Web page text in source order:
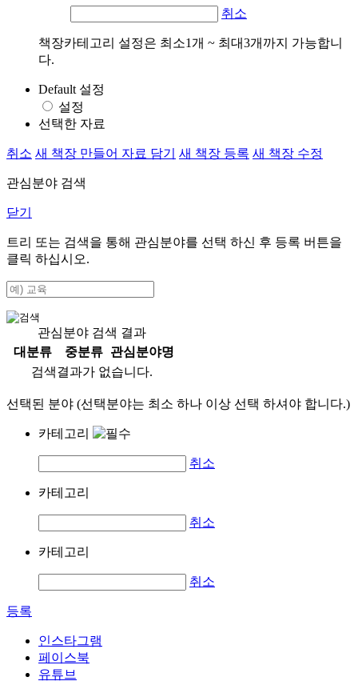
취소
책장카테고리 설정은 최소1개 ~ 최대3개까지 가능합니
다.
Default 설정
설정
선택한 자료
취소 새 책장 만들어 자료 담기 새 책장 등록 새 책장 수정
관심분야 검색
닫기
트리 또는 검색을 통해 관심분야를 선택 하신 후 등록 버튼을
클릭 하십시오.
관심분야 검색 결과
대분류
중분류
관심분야명
검색결과가 없습니다.
선택된 분야 (선택분야는 최소 하나 이상 선택 하셔야 합니다.)
카테고리
취소
카테고리
취소
카테고리
취소
등록
인스타그램
페이스북
유튜브